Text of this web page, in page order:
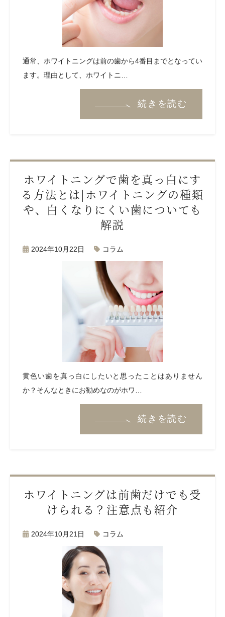
通常、ホワイトニングは前の歯から4番目までとなってい
ます。理由として、ホワイトニ…
続きを読む
ホワイトニングで歯を真っ白にす
る方法とは|ホワイトニングの種類
や、白くなりにくい歯についても
解説
2024年10月22日 コラム
黄色い歯を真っ白にしたいと思ったことはありません
か？そんなときにお勧めなのがホワ…
続きを読む
ホワイトニングは前歯だけでも受
けられる？注意点も紹介
2024年10月21日 コラム